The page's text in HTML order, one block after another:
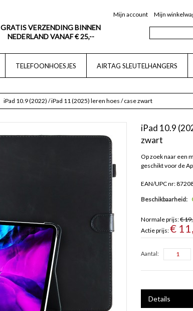
GRATIS VERZENDING BINNEN
NEDERLAND VANAF € 25,--
Mijn account Mijn
TELEFOONHOESJES AIRTAG SLEUTELHANGERS
iPad 10.9 (2022) / iPad 11 (2025) leren hoes / case zwart
iPad 10.9
zwart
Op zoek naar een
geschikt voor de
EAN/UPC nr:
Beschikbaarheid:
Normale prijs:€
Actie prijs:€
Aantal:
Details